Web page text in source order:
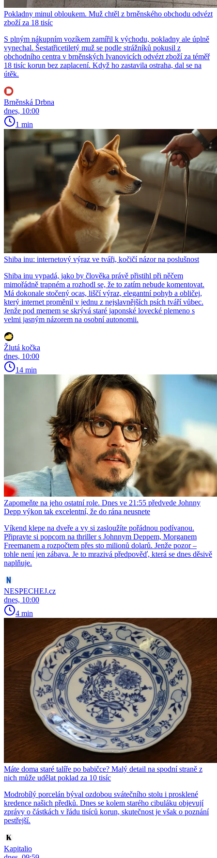
Pokladny minul obloukem. Muž chtěl z brněnského obchodu odvézt
zboží za 18 tisíc
S plným nákupním vozíkem zamířil k východu, pokladny ale úplně
vynechal. Šestatřicetiletý muž se podle strážníků pokusil z
obchodního centra v brněnských Ivanovicích odvézt zboží za téměř
18 tisíc korun bez zaplacení. Když ho zastavila ostraha, dal se na
útěk.
Brněnská Drbna
dnes, 10:00
1 min
Shiba inu: internetový výraz ve tváři, kočičí názor na poslušnost
Shiba inu vypadá, jako by člověka právě přistihl při něčem
mimořádně trapném a rozhodl se, že to zatím nebude komentovat.
Má dokonale stočený ocas, liščí výraz, elegantní pohyb a obličej,
který internet proměnil v jednu z nejslavnějších psích tváří vůbec.
Jenže pod memem se skrývá staré japonské lovecké plemeno s
velmi jasným názorem na osobní autonomii.
Žlutá kočka
dnes, 10:00
14 min
Zapomeňte na jeho ostatní role. Dnes ve 21:55 předvede Johnny
Depp výkon tak excelentní, že do rána neusnete
Víkend klepe na dveře a vy si zasloužíte pořádnou podívanou.
Připravte si popcorn na thriller s Johnnym Deppem, Morganem
Freemanem a rozpočtem přes sto milionů dolarů. Jenže pozor –
tohle není jen zábava. Je to mrazivá předpověď, která se dnes děsivě
naplňuje.
NESPECHEJ.cz
dnes, 10:00
4 min
Máte doma staré talíře po babičce? Malý detail na spodní straně z
nich může udělat poklad za 10 tisíc
Modrobílý porcelán býval ozdobou svátečního stolu i prosklené
kredence našich předků. Dnes se kolem starého cibuláku objevují
zprávy o částkách v řádu tisíců korun, skutečnost je však o poznání
pestřejší.
Kapitalio